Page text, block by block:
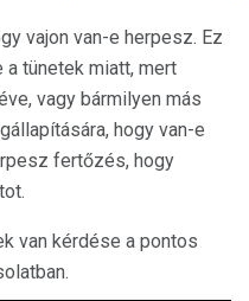
vajon van-e herpesz. Ez
a tünetek miatt, mert
vagy bármilyen más
hogy van-e
fertőzés, hogy
van kérdése a pontos